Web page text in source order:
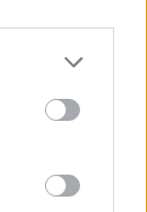
il “ruolo
aveva
astratte e
tenere in
da